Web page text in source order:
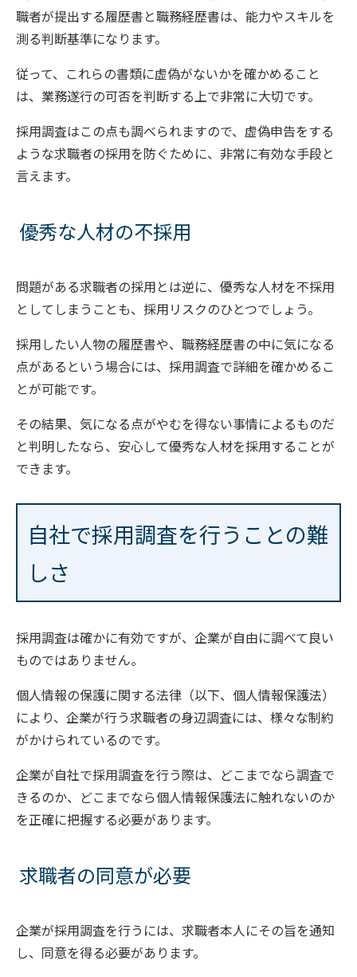
職者が提出する履歴書と職務経歴書は、能力やスキルを
測る判断基準になります。
従って、これらの書類に虚偽がないかを確かめること
は、業務遂行の可否を判断する上で非常に大切です。
採用調査はこの点も調べられますので、虚偽申告をする
ような求職者の採用を防ぐために、非常に有効な手段と
言えます。
優秀な人材の不採用
問題がある求職者の採用とは逆に、優秀な人材を不採用
としてしまうことも、採用リスクのひとつでしょう。
採用したい人物の履歴書や、職務経歴書の中に気になる
点があるという場合には、採用調査で詳細を確かめるこ
とが可能です。
その結果、気になる点がやむを得ない事情によるものだ
と判明したなら、安心して優秀な人材を採用することが
できます。
自社で採用調査を行うことの難
しさ
採用調査は確かに有効ですが、企業が自由に調べて良い
ものではありません。
個人情報の保護に関する法律（以下、個人情報保護法）
により、企業が行う求職者の身辺調査には、様々な制約
がかけられているのです。
企業が自社で採用調査を行う際は、どこまでなら調査で
きるのか、どこまでなら個人情報保護法に触れないのか
を正確に把握する必要があります。
求職者の同意が必要
企業が採用調査を行うには、求職者本人にその旨を通知
し、同意を得る必要があります。